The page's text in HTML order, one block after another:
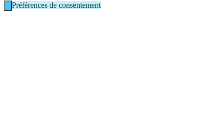
Préférences de consentement